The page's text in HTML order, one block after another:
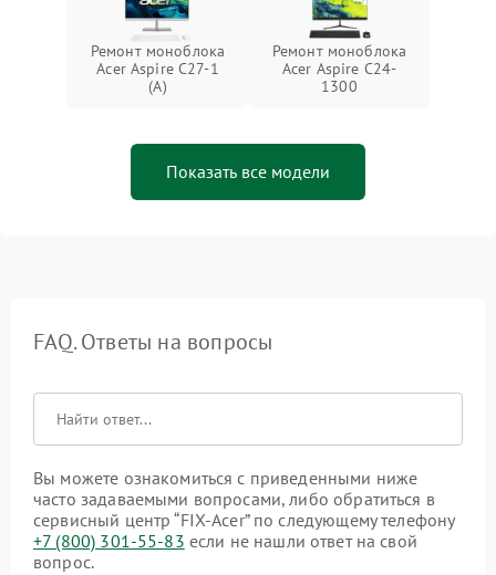
Ремонт моноблока
Acer Aspire C27-1
(A)
Ремонт моноблока
Acer Aspire C24-
1300
Показать все модели
FAQ. Ответы на вопросы
Вы можете ознакомиться с приведенными ниже
часто задаваемыми вопросами, либо обратиться в
сервисный центр “FIX-Acer” по следующему телефону
+7 (800) 301-55-83 если не нашли ответ на свой
вопрос.